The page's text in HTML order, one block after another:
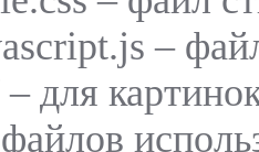
–
для